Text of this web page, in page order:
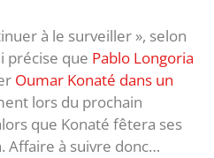
à le surveiller », selon
précise que Pablo Longoria
Oumar Konaté dans un
lors du prochain
que Konaté fêtera ses
Affaire à suivre donc…